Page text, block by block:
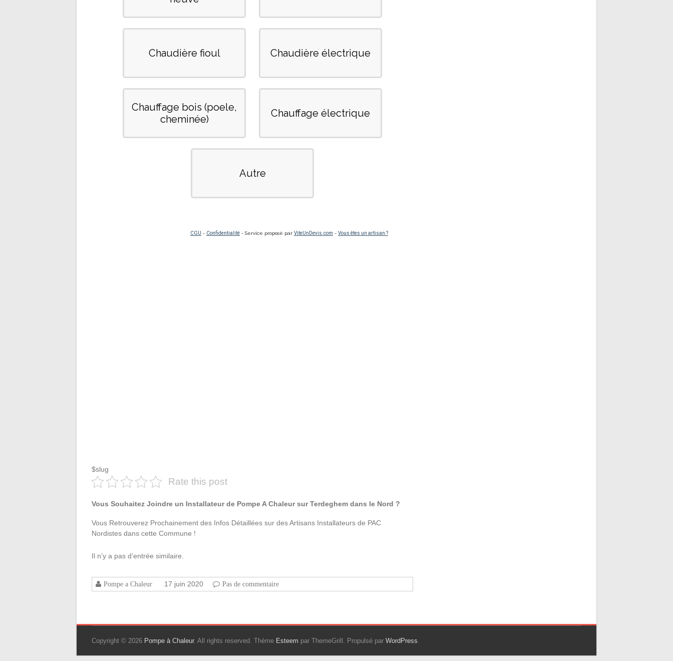
$slug
Rate this post
Vous Souhaitez Joindre un Installateur de Pompe A Chaleur sur Terdeghem dans le Nord ?
Vous Retrouverez Prochainement des Infos Détaillées sur des Artisans Installateurs de PAC
Nordistes dans cette Commune !
Il n’y a pas d’entrée similaire.
Pompe a Chaleur 17 juin 2020 Pas de commentaire
Copyright © 2026 Pompe à Chaleur. All rights reserved. Thème Esteem par ThemeGrill. Propulsé par WordPress.